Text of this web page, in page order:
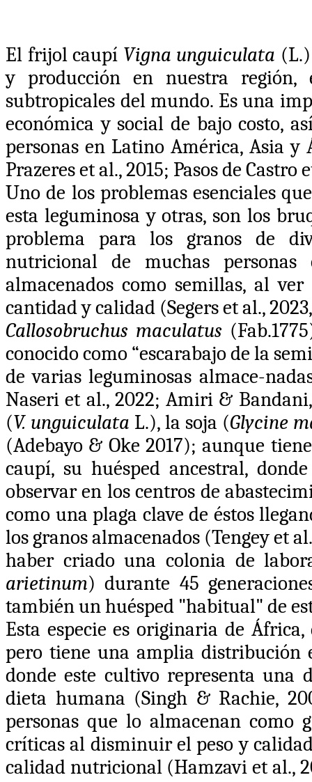
El frijol caupí Vigna unguiculata
y producción en nuestra
subtropicales del mundo. Es una
económica y social de bajo costo,
personas en Latino América, Asia y
Prazeres et al., 2015; Pasos de
Uno de los problemas esenciales
esta leguminosa y otras, son los
problema para los granos de
nutricional de muchas
almacenados como semillas, al
cantidad y calidad (Segers et al.,
Callosobruchus maculatus
conocido como “escarabajo de la
de varias leguminosas almace-
Naseri et al., 2022; Amiri &
(V. unguiculata L.), la soja (Glycine
(Adebayo & Oke 2017); aunque
caupí, su huésped ancestral,
observar en los centros de
como una plaga clave de éstos
los granos almacenados (Tengey et
haber criado una colonia de
arietinum) durante 45
también un huésped "habitual" de
Esta especie es originaria de
pero tiene una amplia distribución
donde este cultivo representa una
dieta humana (Singh & Rachie,
personas que lo almacenan como
críticas al disminuir el peso y
calidad nutricional (Hamzavi et al.,